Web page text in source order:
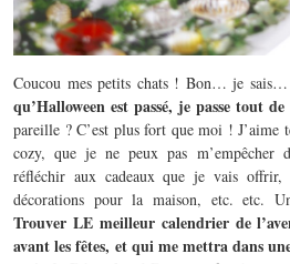
Coucou mes petits chats ! Bon… je
qu’Halloween est passé, je passe tout
pareille ? C’est plus fort que moi ! J’aime
cozy, que je ne peux pas m’empêcher
réfléchir aux cadeaux que je vais offrir,
décorations pour la maison, etc. etc.
Trouver LE meilleur calendrier de
avant les fêtes, et qui me mettra dans